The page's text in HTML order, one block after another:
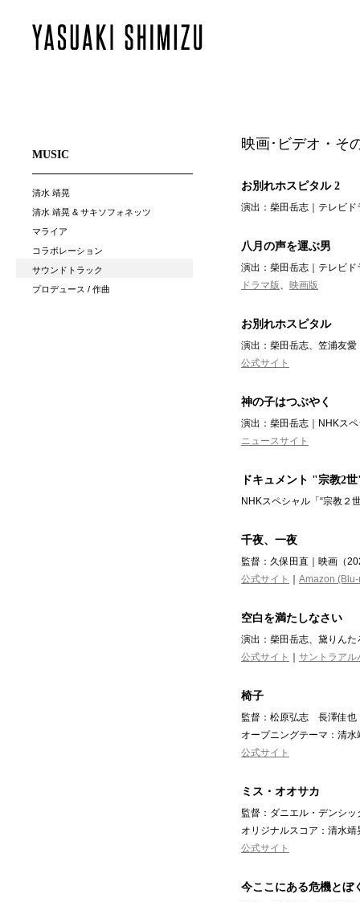
MUSIC
清水 靖晃
清水 靖晃 & サキソフォネッツ
マライア
コラボレーション
サウンドトラック
プロデュース / 作曲
映画･ビデオ・そ
お別れホスピタル 2
演出：柴田岳志｜テレビ
八月の声を運ぶ男
演出：柴田岳志｜テレビ
ドラマ版、 映画版
お別れホスピタル
演出：柴田岳志、笠浦友
公式サイト
神の子はつぶやく
演出：柴田岳志｜NHKス
ニュースサイト
ドキュメント "宗教2
NHKスペシャル「“宗教２
千夜、一夜
監督：久保田直｜映画（
公式サイト
Amazon
空白を満たしなさい
演出：柴田岳志、黛りん
公式サイト
サントラアル
椅子
監督：松原弘志 長澤佳也
オープニングテーマ：清水
公式サイト
ミス・オオサカ
監督：ダニエル・デンシ
オリジナルスコア：清水靖
公式サイト
今ここにある危機とぼ